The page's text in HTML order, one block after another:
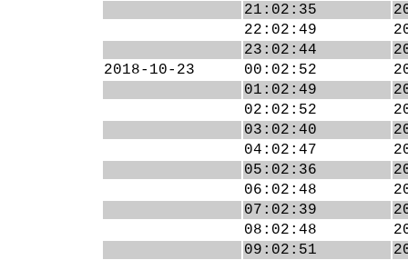
21:02:35
22:02:49
23:02:44
2018-10-23
00:02:52
01:02:49
02:02:52
03:02:40
04:02:47
05:02:36
06:02:48
07:02:39
08:02:48
09:02:51